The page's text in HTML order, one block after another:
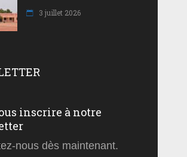
3 juillet 2026
inscrire à notre
nous dès maintenant.